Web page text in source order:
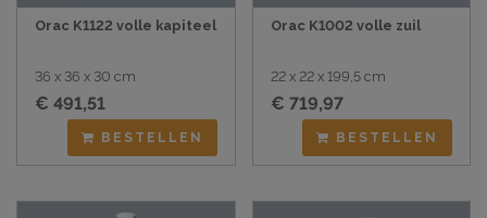
Orac K1122 volle kapiteel
36 x 36 x 30 cm
€ 491,51
BESTELLEN
Orac K1002 volle zuil
22 x 22 x 199,5 cm
€ 719,97
BESTELLEN